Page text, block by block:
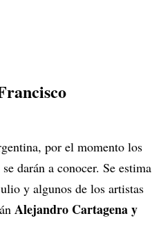
por el momento los
darán a conocer. Se estima
y algunos de los artistas
Alejandro Cartagena y